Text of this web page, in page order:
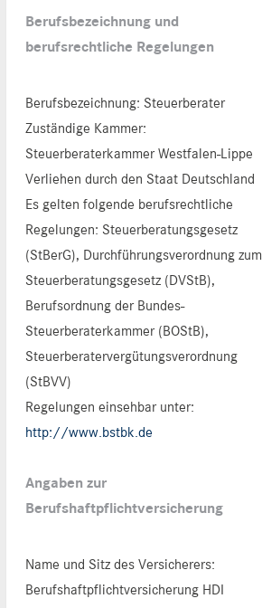
Berufsbezeichnung und
berufsrechtliche Regelungen
Berufsbezeichnung: Steuerberater
Zuständige Kammer:
Steuerberaterkammer Westfalen-Lippe
Verliehen durch den Staat Deutschland
Es gelten folgende berufsrechtliche
Regelungen: Steuerberatungsgesetz
(StBerG), Durchführungsverordnung zum
Steuerberatungsgesetz (DVStB),
Berufsordnung der Bundes-
Steuerberaterkammer (BOStB),
Steuerberatervergütungsverordnung
(StBVV)
Regelungen einsehbar unter:
http://www.bstbk.de
Angaben zur
Berufshaftpflichtversicherung
Name und Sitz des Versicherers:
Berufshaftpflichtversicherung HDI